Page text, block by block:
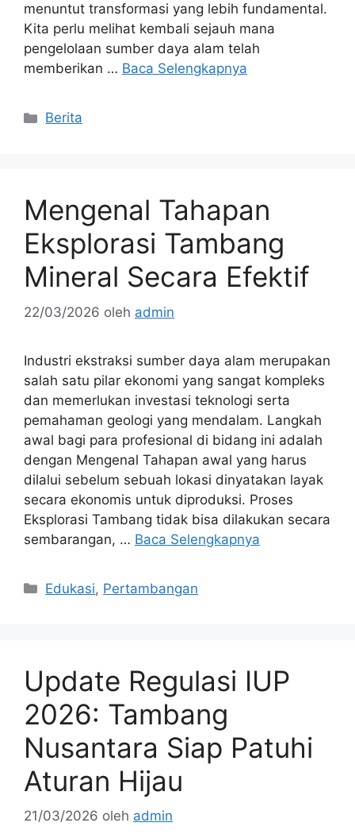
menuntut transformasi yang lebih fundamental.
Kita perlu melihat kembali sejauh mana
pengelolaan sumber daya alam telah
memberikan … Baca Selengkapnya
Kategori
Berita
Mengenal Tahapan
Eksplorasi Tambang
Mineral Secara Efektif
22/03/2026 oleh admin
Industri ekstraksi sumber daya alam merupakan
salah satu pilar ekonomi yang sangat kompleks
dan memerlukan investasi teknologi serta
pemahaman geologi yang mendalam. Langkah
awal bagi para profesional di bidang ini adalah
dengan Mengenal Tahapan awal yang harus
dilalui sebelum sebuah lokasi dinyatakan layak
secara ekonomis untuk diproduksi. Proses
Eksplorasi Tambang tidak bisa dilakukan secara
sembarangan, … Baca Selengkapnya
Kategori
Edukasi, Pertambangan
Update Regulasi IUP
2026: Tambang
Nusantara Siap Patuhi
Aturan Hijau
21/03/2026 oleh admin